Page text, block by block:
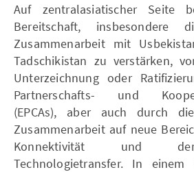
Auf zentralasiatischer Seite
Bereitschaft, insbesondere
Zusammenarbeit mit
Tadschikistan zu verstärken,
Unterzeichnung oder
Partnerschafts- und
(EPCAs), aber auch durch
Zusammenarbeit auf neue
Konnektivität und
Technologietransfer. In